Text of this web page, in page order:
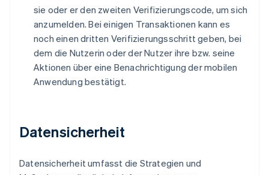
sie oder er den zweiten Verifizierungscode, um sich
anzumelden. Bei einigen Transaktionen kann es
noch einen dritten Verifizierungsschritt geben, bei
dem die Nutzerin oder der Nutzer ihre bzw. seine
Aktionen über eine Benachrichtigung der mobilen
Anwendung bestätigt.
Datensicherheit
Datensicherheit umfasst die Strategien und